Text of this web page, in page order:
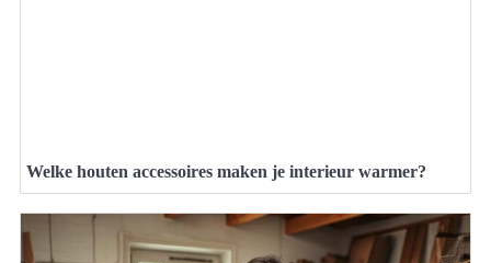
Welke houten accessoires maken je interieur warmer?